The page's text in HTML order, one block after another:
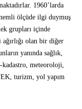
1960’larda
ölçüde ilgi duymuş
grupları içinde
olan bir diğer
yanında sağlık,
kadastro, meteoroloji,
turizm, yol yapım